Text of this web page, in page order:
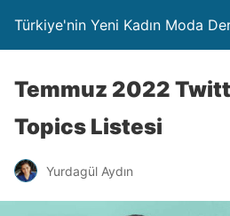
Türkiye'nin Yeni Kadın Moda
Temmuz 2022
Topics Listesi
Yurdagül Aydın